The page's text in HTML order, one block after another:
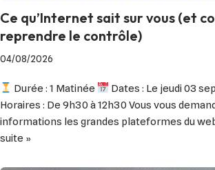
Ce qu’Internet sait sur vous (et
reprendre le contrôle)
04/08/2026
Durée : 1 Matinée
Dates : Le jeudi 03
Horaires : De 9h30 à 12h30 Vous vous
informations les grandes plateformes du
suite »